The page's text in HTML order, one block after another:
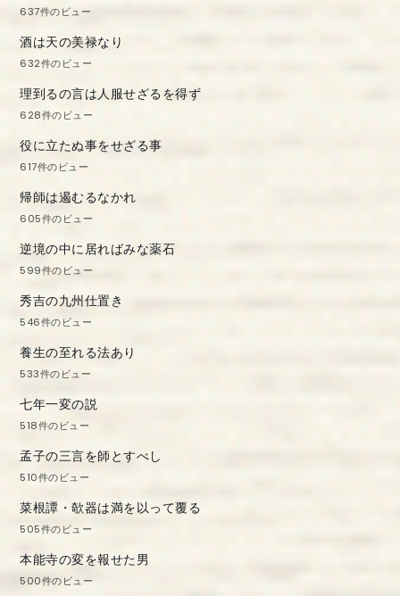
637件のビュー
酒は天の美禄なり
632件のビュー
理到るの言は人服せざるを得ず
628件のビュー
役に立たぬ事をせざる事
617件のビュー
帰師は遏むるなかれ
605件のビュー
逆境の中に居ればみな薬石
599件のビュー
秀吉の九州仕置き
546件のビュー
養生の至れる法あり
533件のビュー
七年一変の説
518件のビュー
孟子の三言を師とすべし
510件のビュー
菜根譚・欹器は満を以って覆る
505件のビュー
本能寺の変を報せた男
500件のビュー